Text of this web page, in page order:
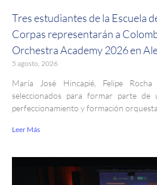
Tres estudiantes de la Escuela
Corpas representarán a
Orchestra Academy 2026 en
5 agosto, 2026
María José Hincapié, Felipe
seleccionados para formar parte
perfeccionamiento y formación
Leer Más